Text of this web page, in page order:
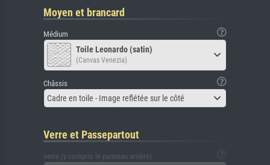
Moyen et brancard
Médium
Toile Leonardo (satin)
(Canvas Venezia)
Châssis
Cadre en toile - Image reflétée sur le côté
Verre et Passepartout
verre (y compris le panneau arrière)